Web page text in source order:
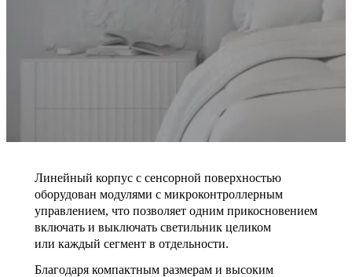
Линейный корпус с сенсорной поверхностью
оборудован модулями с микроконтроллерным
управлением, что позволяет одним прикосновением
включать и выключать светильник целиком
или каждый сегмент в отдельности.
Благодаря компактным размерам и высоким